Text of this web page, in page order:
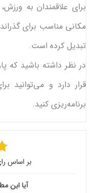
برای علاقمندان به
مکانی مناسب برای
تبدیل کرده است.
در نظر داشته باشید که
قرار دارد و می‌توانید
برنامه‌ریزی کنید.
بر اساس
آیا این